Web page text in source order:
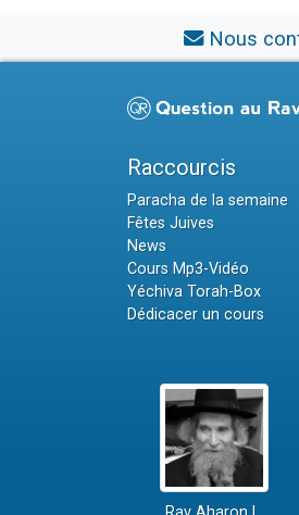
Nous
Raccourcis
Paracha de la semaine
Fêtes Juives
News
Cours Mp3-Vidéo
Yéchiva Torah-Box
Dédicacer un cours